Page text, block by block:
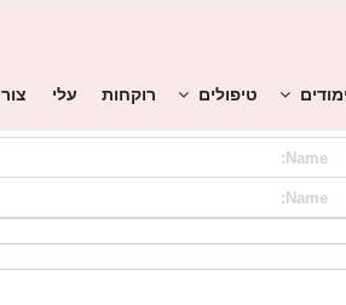
טיפולים רוקחות עלי
Name:
Name: